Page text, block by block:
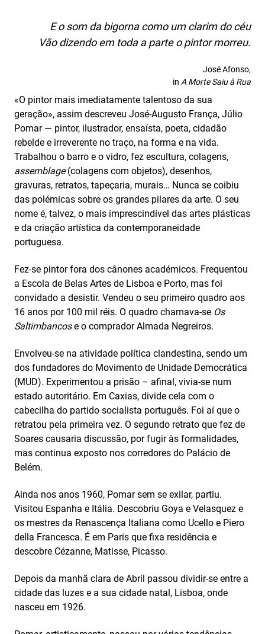
E o som da bigorna como um clarim do céu
Vão dizendo em toda a parte o pintor morreu.
José Afonso,
in A Morte Saiu à Rua
«O pintor mais imediatamente talentoso da sua
geração», assim descreveu José-Augusto França, Júlio
Pomar — pintor, ilustrador, ensaísta, poeta, cidadão
rebelde e irreverente no traço, na forma e na vida.
Trabalhou o barro e o vidro, fez escultura, colagens,
assemblage(colagens com objetos), desenhos,
gravuras, retratos, tapeçaria, murais… Nunca se coibiu
das polémicas sobre os grandes pilares da arte. O seu
nome é, talvez, o mais imprescindível das artes plásticas
e da criação artística da contemporaneidade
portuguesa.
Fez-se pintor fora dos cânones académicos. Frequentou
a Escola de Belas Artes de Lisboa e Porto, mas foi
convidado a desistir. Vendeu o seu primeiro quadro aos
16 anos por 100 mil réis. O quadro chamava-se Os
Saltimbancose o comprador Almada Negreiros.
Envolveu-se na atividade política clandestina, sendo um
dos fundadores do Movimento de Unidade Democrática
(MUD). Experimentou a prisão – afinal, vivia-se num
estado autoritário. Em Caxias, divide cela com o
cabecilha do partido socialista português. Foi aí que o
retratou pela primeira vez. O segundo retrato que fez de
Soares causaria discussão, por fugir às formalidades,
mas continua exposto nos corredores do Palácio de
Belém.
Ainda nos anos 1960, Pomar sem se exilar, partiu.
Visitou Espanha e Itália. Descobriu Goya e Velasquez e
os mestres da Renascença Italiana como Ucello e Piero
della Francesca. É em Paris que fixa residência e
descobre Cézanne, Matisse, Picasso.
Depois da manhã clara de Abril passou dividir-se entre a
cidade das luzes e a sua cidade natal, Lisboa, onde
nasceu em 1926.